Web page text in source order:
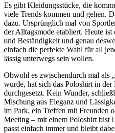
Es gibt Kleidungsstücke, die
viele Trends kommen und gehen.
dazu. Ursprünglich mal von
der Alltagsmode etabliert. Heute
und Beständigkeit und genau
einfach die perfekte Wahl für all
lässig unterwegs sein wollen.
Obwohl es zwischendurch mal als
wurde, hat sich das Poloshirt in
durchgesetzt. Kein Wunder,
Mischung aus Eleganz und
im Park, ein Treffen mit Freunden
Meeting – mit einem Poloshirt bist
passt einfach immer und bleibt